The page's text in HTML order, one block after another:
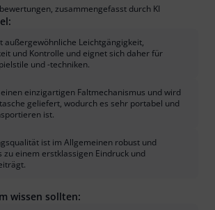
zusammengefasst durch KI
außergewöhnliche Leichtgängigkeit,
und Kontrolle und eignet sich daher für
und -techniken.
einzigartigen Faltmechanismus und wird
geliefert, wodurch es sehr portabel und
ist.
ist im Allgemeinen robust und
zu einem erstklassigen Eindruck und
wissen sollten: